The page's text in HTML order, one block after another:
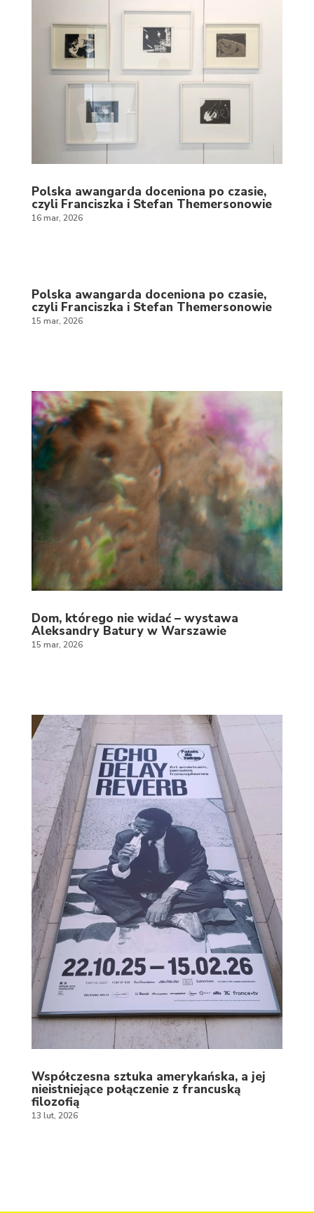
Polska awangarda doceniona po czasie,
czyli Franciszka i Stefan Themersonowie
16 mar, 2026
Polska awangarda doceniona po czasie,
czyli Franciszka i Stefan Themersonowie
15 mar, 2026
Dom, którego nie widać – wystawa
Aleksandry Batury w Warszawie
15 mar, 2026
Współczesna sztuka amerykańska, a jej
nieistniejące połączenie z francuską
filozofią
13 lut, 2026